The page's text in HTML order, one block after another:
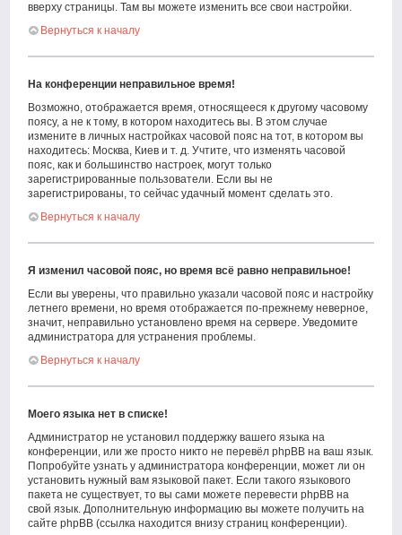
вверху страницы. Там вы можете изменить все свои настройки.
Вернуться к началу
На конференции неправильное время!
Возможно, отображается время, относящееся к другому часовому
поясу, а не к тому, в котором находитесь вы. В этом случае
измените в личных настройках часовой пояс на тот, в котором вы
находитесь: Москва, Киев и т. д. Учтите, что изменять часовой
пояс, как и большинство настроек, могут только
зарегистрированные пользователи. Если вы не
зарегистрированы, то сейчас удачный момент сделать это.
Вернуться к началу
Я изменил часовой пояс, но время всё равно неправильное!
Если вы уверены, что правильно указали часовой пояс и настройку
летнего времени, но время отображается по-прежнему неверное,
значит, неправильно установлено время на сервере. Уведомите
администратора для устранения проблемы.
Вернуться к началу
Моего языка нет в списке!
Администратор не установил поддержку вашего языка на
конференции, или же просто никто не перевёл phpBB на ваш язык.
Попробуйте узнать у администратора конференции, может ли он
установить нужный вам языковой пакет. Если такого языкового
пакета не существует, то вы сами можете перевести phpBB на
свой язык. Дополнительную информацию вы можете получить на
сайте phpBB (ссылка находится внизу страниц конференции).